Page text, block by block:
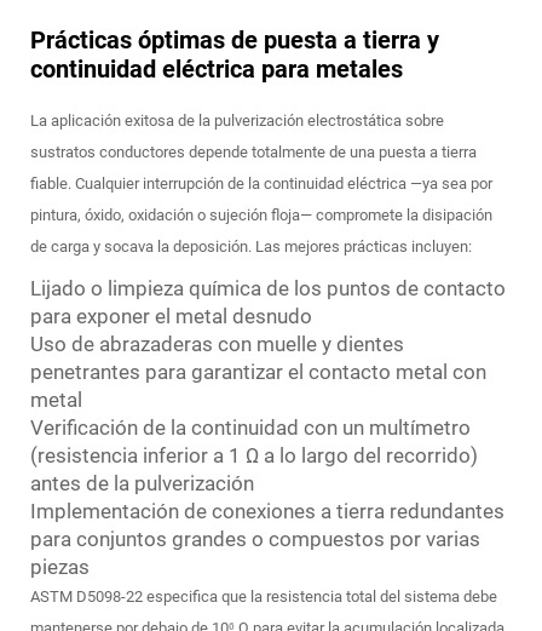
Prácticas óptimas de puesta a tierra y
continuidad eléctrica para metales
La aplicación exitosa de la pulverización electrostática sobre
sustratos conductores depende totalmente de una puesta a tierra
fiable. Cualquier interrupción de la continuidad eléctrica —ya sea por
pintura, óxido, oxidación o sujeción floja— compromete la disipación
de carga y socava la deposición. Las mejores prácticas incluyen:
Lijado o limpieza química de los puntos de contacto
para exponer el metal desnudo
Uso de abrazaderas con muelle y dientes
penetrantes para garantizar el contacto metal con
metal
Verificación de la continuidad con un multímetro
(resistencia inferior a 1 Ω a lo largo del recorrido)
antes de la pulverización
Implementación de conexiones a tierra redundantes
para conjuntos grandes o compuestos por varias
piezas
ASTM D5098-22 especifica que la resistencia total del sistema debe